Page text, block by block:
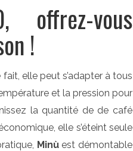
offrez-vous
!
elle peut s’adapter à tous
et la pression pour
la quantité de de café
elle s’éteint seule
Minùest démontable